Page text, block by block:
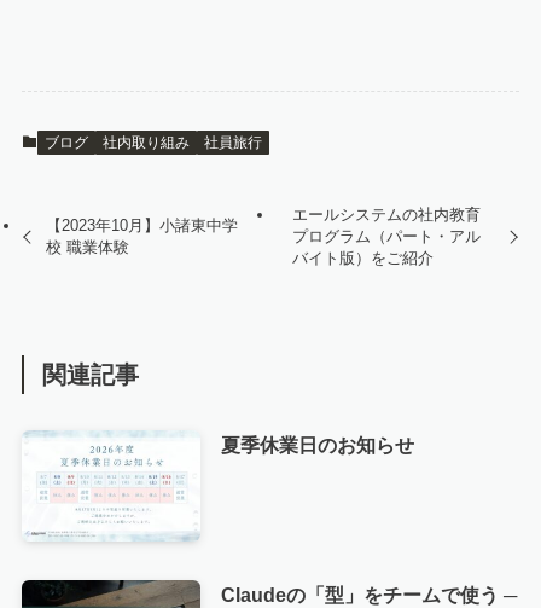
ブログ 社内取り組み 社員旅行
【2023年10月】小諸東中学
校 職業体験
エールシステムの社内教育
プログラム（パート・アル
バイト版）をご紹介
関連記事
夏季休業日のお知らせ
Claudeの「型」をチームで使う ─